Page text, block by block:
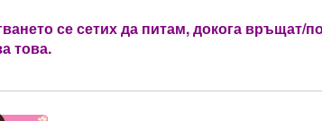
се сетих да питам, докога връщат/
това.